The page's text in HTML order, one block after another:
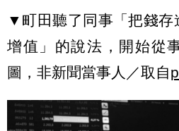
▼町田聽了同事「把錢存
增值」的說法，開始從
圖，非新聞當事人／取自